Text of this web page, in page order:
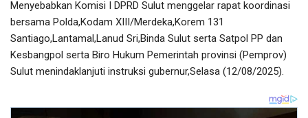
Menyebabkan Komisi I DPRD Sulut menggelar rapat koordinasi
bersama Polda,Kodam XIII/Merdeka,Korem 131
Santiago,Lantamal,Lanud Sri,Binda Sulut serta Satpol PP dan
Kesbangpol serta Biro Hukum Pemerintah provinsi (Pemprov)
Sulut menindaklanjuti instruksi gubernur,Selasa (12/08/2025).